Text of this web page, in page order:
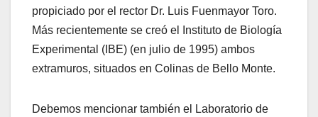
propiciado por el rector Dr. Luis Fuenmayor Toro.
Más recientemente se creó el Instituto de Biología
Experimental (IBE) (en julio de 1995) ambos
extramuros, situados en Colinas de Bello Monte.
Debemos mencionar también el Laboratorio de